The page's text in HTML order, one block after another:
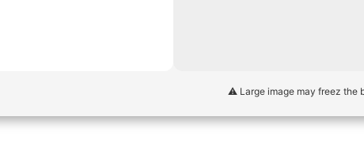
⚠️ Large image may freez the